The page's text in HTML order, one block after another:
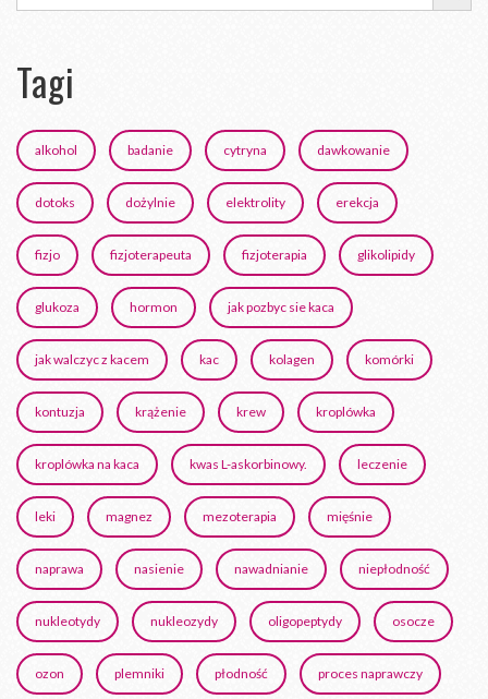
Tagi
alkohol badanie cytryna dawkowanie
dotoks dożylnie elektrolity erekcja
fizjo fizjoterapeuta fizjoterapia glikolipidy
glukoza hormon jak pozbyc sie kaca
jak walczyc z kacem kac kolagen komórki
kontuzja krążenie krew kroplówka
kroplówka na kaca kwas L-askorbinowy. leczenie
leki magnez mezoterapia mięśnie
naprawa nasienie nawadnianie niepłodność
nukleotydy nukleozydy oligopeptydy osocze
ozon plemniki płodność proces naprawczy